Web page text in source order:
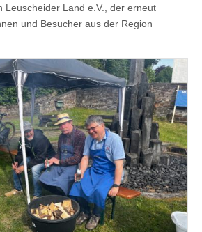
Leuscheider Land e.V., der erneut
und Besucher aus der Region